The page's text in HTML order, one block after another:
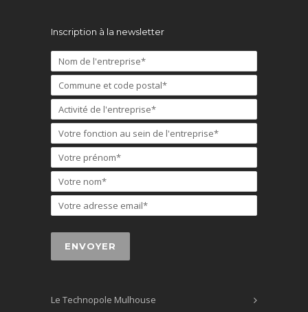
Inscription à la newsletter
Le Technopole Mulhouse